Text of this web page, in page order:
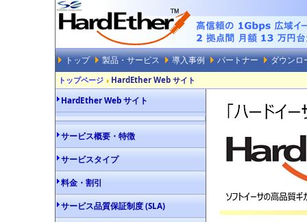
トップ 製品・サービス 導入事例 パートナー ダウンロ
トップページ HardEther Web サイト
HardEther Web サイト
サービス概要・特徴
サービスタイプ
料金・割引
サービス品質保証制度 (SLA)